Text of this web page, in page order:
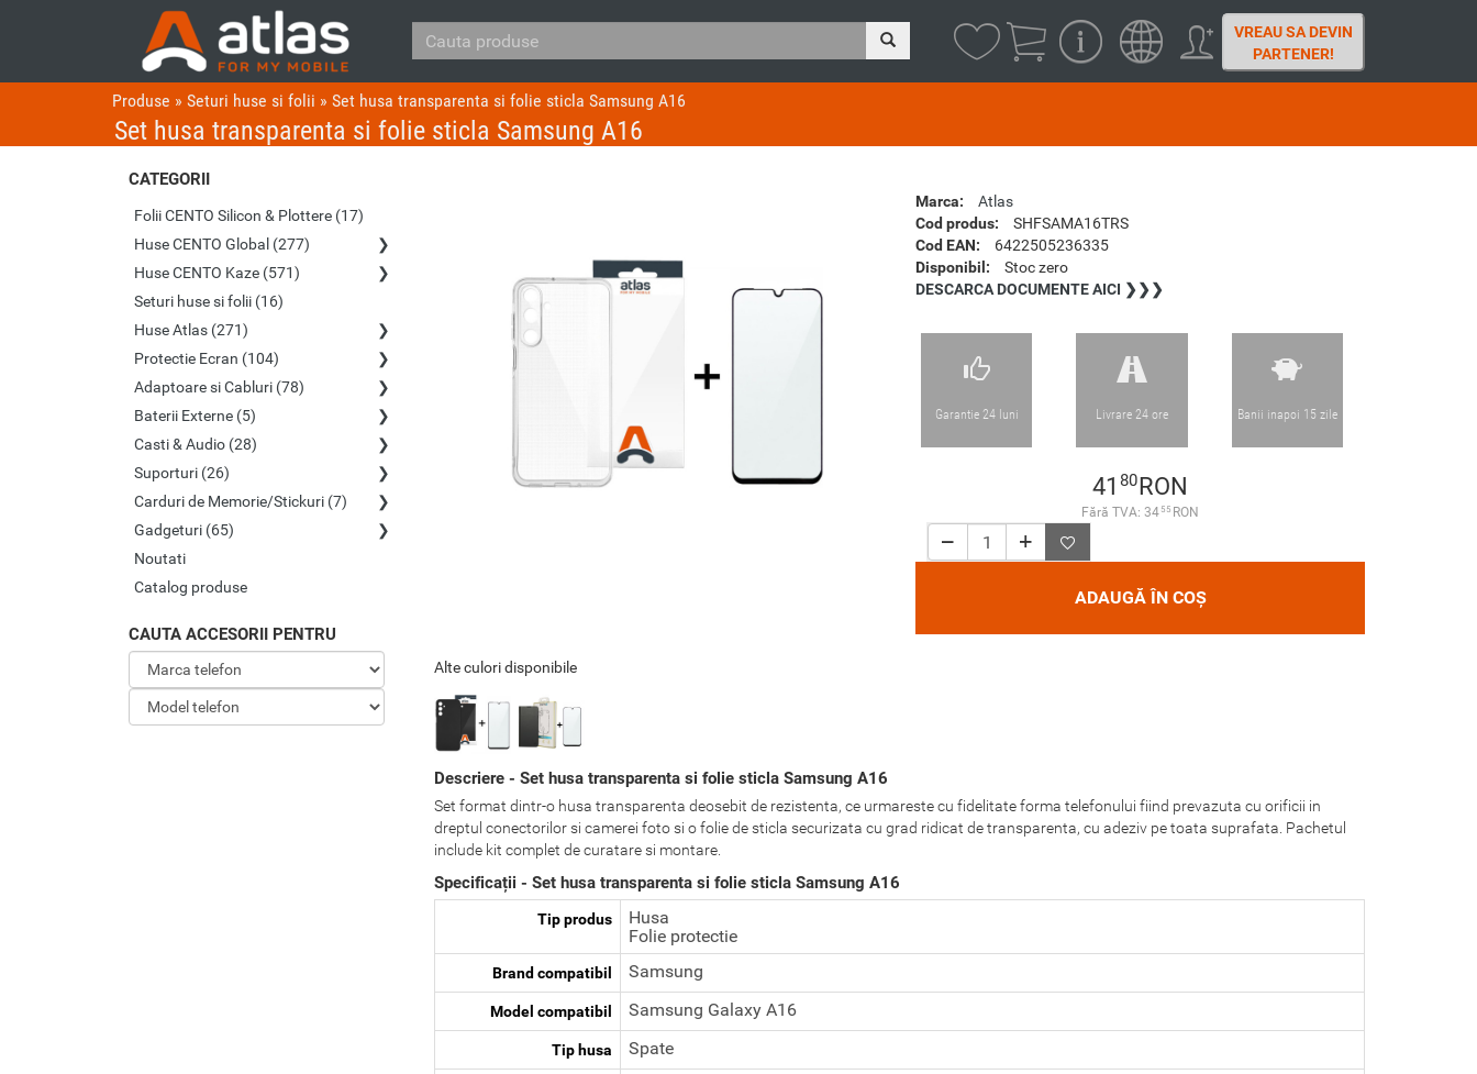
VREAU SA DEVIN
PARTENER!
Produse » Seturi huse si folii » Set husa transparenta si folie sticla Samsung A16
Set husa transparenta si folie sticla Samsung A16
CATEGORII
Folii CENTO Silicon & Plottere (17)
Huse CENTO Global (277)
Huse CENTO Kaze (571)
Seturi huse si folii (16)
Huse Atlas (271)
Protectie Ecran (104)
Adaptoare si Cabluri (78)
Baterii Externe (5)
Casti & Audio (28)
Suporturi (26)
Carduri de Memorie/Stickuri (7)
Gadgeturi (65)
Noutati
Catalog produse
CAUTA ACCESORII PENTRU
Marca:
Atlas
Cod produs:
SHFSAMA16TRS
Cod EAN:
6422505236335
Disponibil:
Stoc zero
DESCARCA DOCUMENTE AICI ❯❯❯
Garantie 24 luni Livrare 24 ore Banii inapoi 15 zile
41 80RON
Fără TVA: 34 55 RON
ADAUGĂ ÎN COȘ
Alte culori disponibile
Descriere - Set husa transparenta si folie sticla Samsung A16
Set format dintr-o husa transparenta deosebit de rezistenta, ce urmareste cu fidelitate forma telefonului fiind prevazuta cu orificii in
dreptul conectorilor si camerei foto si o folie de sticla securizata cu grad ridicat de transparenta, cu adeziv pe toata suprafata. Pachetul
include kit complet de curatare si montare.
Specificații - Set husa transparenta si folie sticla Samsung A16
Tip produs
Husa
Folie protectie
Brand compatibil Samsung
Model compatibil Samsung Galaxy A16
Tip husa Spate